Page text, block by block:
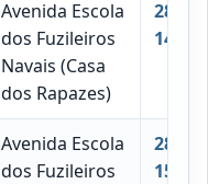
Avenida Escola
dos Fuzileiros
Navais (Casa
dos Rapazes)
2830-
149
Avenida Escola
dos Fuzileiros
2830-
151